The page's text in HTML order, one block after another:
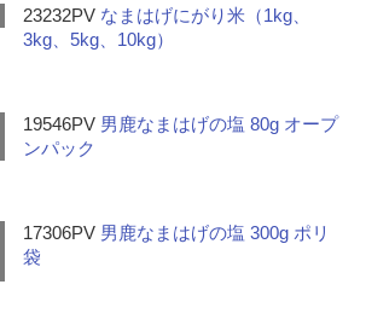
23232PV なまはげにがり米（1kg、
3kg、5kg、10kg）
19546PV 男鹿なまはげの塩 80g オープ
ンパック
17306PV 男鹿なまはげの塩 300g ポリ
袋